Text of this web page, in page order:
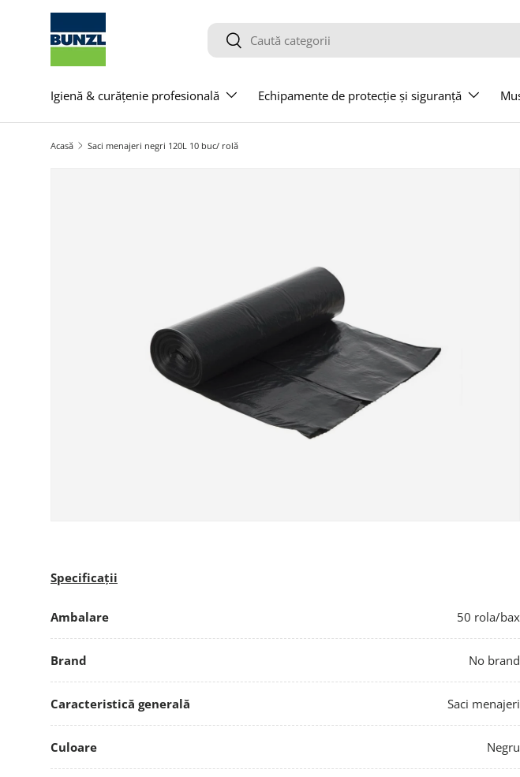
Salt la conținut Caută
Caută
Igienă & curățenie profesională Echipamente de protecție și siguranță
Acasă Saci menajeri negri 120L 10 buc/ rolă
Specificații
Ambalare 50 rola/bax
Brand No brand
Caracteristică generală Saci menajeri
Culoare Negru